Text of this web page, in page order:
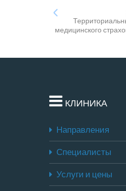
медицинского
КЛИНИКА
Направления
Специалисты
Услуги и цены